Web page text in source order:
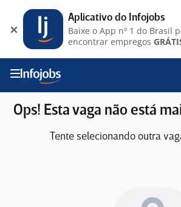
Ops! Esta vaga não está
Tente selecionando outra
Aplicativo do Infojobs
Baixe o App nº 1 do Brasil
encontrar empregos